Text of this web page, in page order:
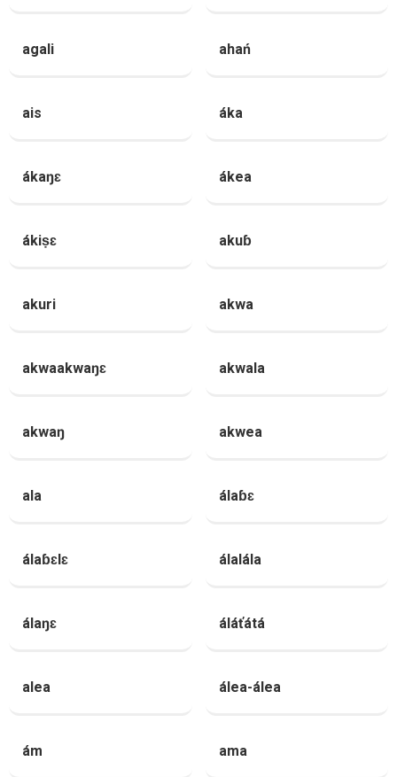
agali ahań
ais áka
ákaŋɛ ákea
ákiṣɛ akuɓ
akuri akwa
akwaakwaŋɛ akwala
akwaŋ akwea
ala álaɓɛ
álaɓɛlɛ álalála
álaŋɛ áláťátá
alea álea-álea
ám ama